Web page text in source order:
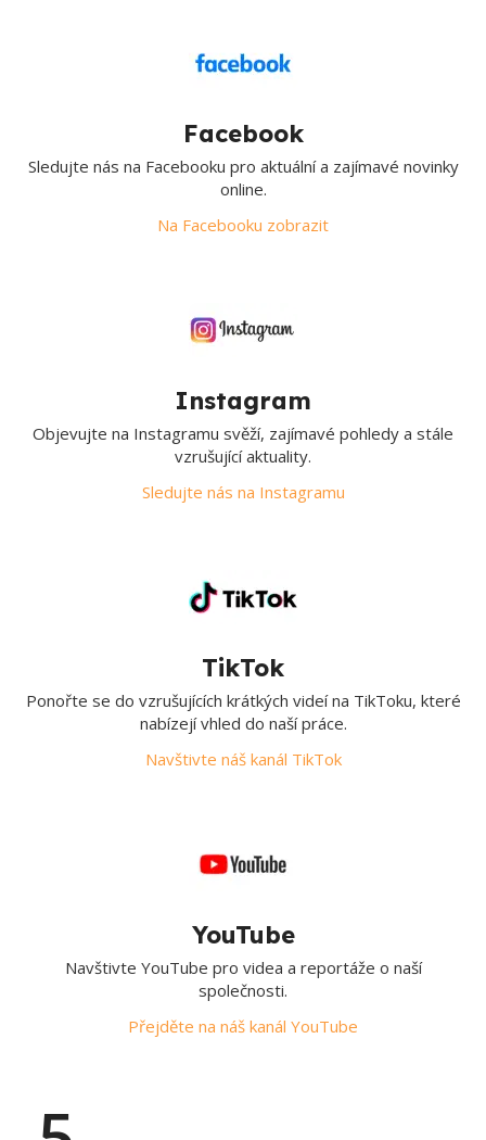
Facebook
Sledujte nás na Facebooku pro aktuální a zajímavé novinky
online.
Na Facebooku zobrazit
Instagram
Objevujte na Instagramu svěží, zajímavé pohledy a stále
vzrušující aktuality.
Sledujte nás na Instagramu
TikTok
Ponořte se do vzrušujících krátkých videí na TikToku, které
nabízejí vhled do naší práce.
Navštivte náš kanál TikTok
YouTube
Navštivte YouTube pro videa a reportáže o naší
společnosti.
Přejděte na náš kanál YouTube